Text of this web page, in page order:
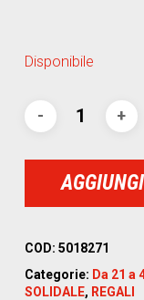
Disponibile
COD: 5018271
Categorie: Da 21 a
SOLIDALE, REGALI